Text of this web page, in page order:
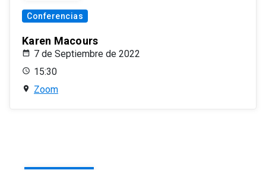
Conferencias
Karen Macours
7 de Septiembre de 2022
15:30
Zoom